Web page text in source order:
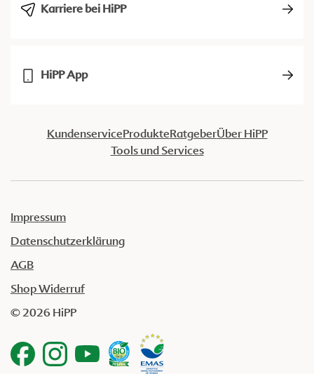
Karriere bei HiPP
HiPP App
KundenserviceProdukteRatgeberÜber HiPP
Tools und Services
Impressum
Datenschutzerklärung
AGB
Shop Widerruf
© 2026 HiPP